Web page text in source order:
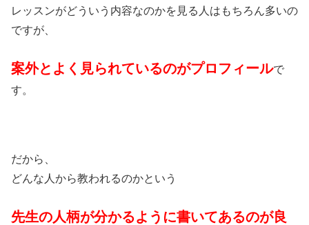
レッスンがどういう内容なのかを見る人はもちろん多いの
ですが、
案外とよく見られているのがプロフィールで
す。
だから、
どんな人から教われるのかという
先生の人柄が分かるように書いてあるのが良